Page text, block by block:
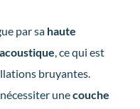
par sa haute
, ce qui est
bruyantes.
unecouche